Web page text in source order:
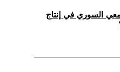
السوري في إنتاج